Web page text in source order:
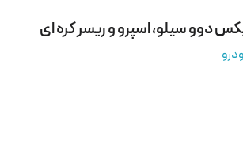
دوو سیلو، اسپرو و ریسر کره ای